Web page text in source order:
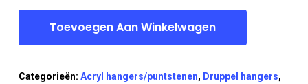
Toevoegen Aan Winkelwagen
Categorieën: Acryl hangers/puntstenen, Druppel hangers,